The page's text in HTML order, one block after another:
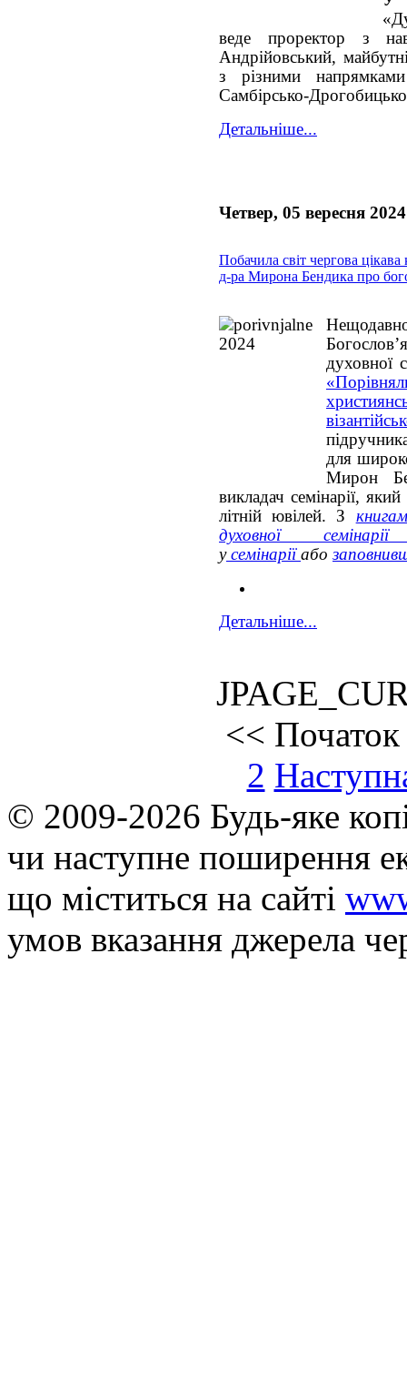
веде проректор з
Андрійовський,
з різними
Самбірсько-
Детальніше...
Четвер, 05 вересня 2024
Побачила світ чергова цікава
д-ра Мирона Бендика про
Нещодавно
духовної
для
Мирон
викладач семінарії,
літній ювілей. З
духовної
усемінарії або
Детальніше...
<< Початок
2
© 2009-2026 Будь-яке
чи наступне поширення
що мiститься на сайті
умов вказання джерела